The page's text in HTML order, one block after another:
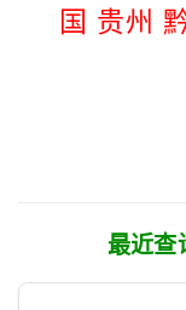
国 贵州
最近查